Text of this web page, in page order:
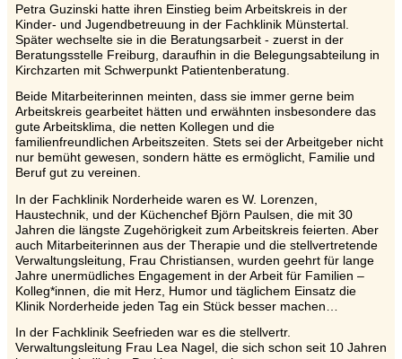
Petra Guzinski hatte ihren Einstieg beim Arbeitskreis in der
Kinder- und Jugendbetreuung in der Fachklinik Münstertal.
Später wechselte sie in die Beratungsarbeit - zuerst in der
Beratungsstelle Freiburg, daraufhin in die Belegungsabteilung in
Kirchzarten mit Schwerpunkt Patientenberatung.
Beide Mitarbeiterinnen meinten, dass sie immer gerne beim
Arbeitskreis gearbeitet hätten und erwähnten insbesondere das
gute Arbeitsklima, die netten Kollegen und die
familienfreundlichen Arbeitszeiten. Stets sei der Arbeitgeber nicht
nur bemüht gewesen, sondern hätte es ermöglicht, Familie und
Beruf gut zu vereinen.
In der Fachklinik Norderheide waren es W. Lorenzen,
Haustechnik, und der Küchenchef Björn Paulsen, die mit 30
Jahren die längste Zugehörigkeit zum Arbeitskreis feierten. Aber
auch Mitarbeiterinnen aus der Therapie und die stellvertretende
Verwaltungsleitung, Frau Christiansen, wurden geehrt für lange
Jahre unermüdliches Engagement in der Arbeit für Familien –
Kolleg*innen, die mit Herz, Humor und täglichem Einsatz die
Klinik Norderheide jeden Tag ein Stück besser machen…
In der Fachklinik Seefrieden war es die stellvertr.
Verwaltungsleitung Frau Lea Nagel, die sich schon seit 10 Jahren